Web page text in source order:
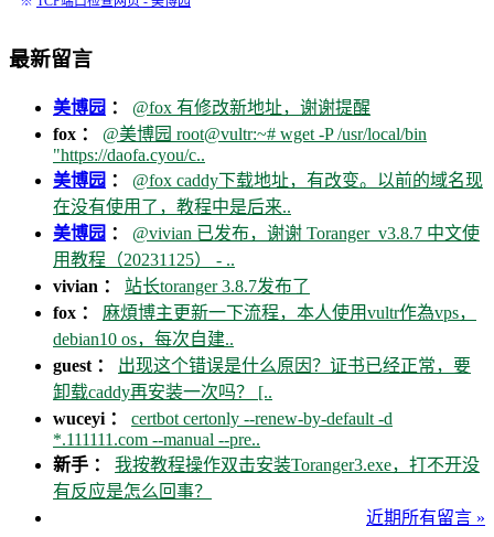
最新留言
美博园 ： @fox 有修改新地址，谢谢提醒
fox ： @美博园 root@vultr:~# wget -P /usr/local/bin
"https://daofa.cyou/c..
美博园 ： @fox caddy下载地址，有改变。以前的域名现
在没有使用了，教程中是后来..
美博园 ： @vivian 已发布，谢谢 Toranger_v3.8.7 中文使
用教程（20231125） - ..
vivian ： 站长toranger 3.8.7发布了
fox ： 麻煩博主更新一下流程，本人使用vultr作為vps，
debian10 os，每次自建..
guest ： 出现这个错误是什么原因？证书已经正常，要
卸载caddy再安装一次吗？ [..
wuceyi ： certbot certonly --renew-by-default -d
*.111111.com --manual --pre..
新手 ： 我按教程操作双击安装Toranger3.exe，打不开没
有反应是怎么回事？
近期所有留言 »